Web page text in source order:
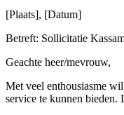
[Plaats], [Datum]
Betreft: Sollicitatie
Geachte heer/mevrouw,
Met veel enthousiasme
service te kunnen bieden.